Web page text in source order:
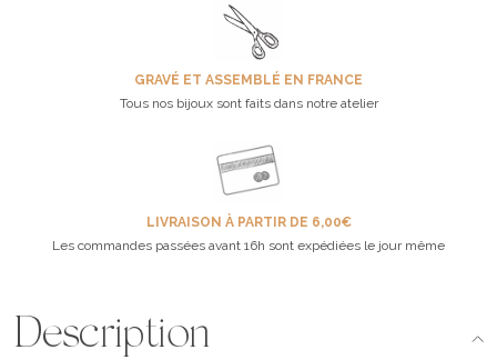
GRAVÉ ET ASSEMBLÉ EN FRANCE
Tous nos bijoux sont faits dans notre atelier
LIVRAISON À PARTIR DE 6,00€
Les commandes passées avant 16h sont expédiées le jour même
Description